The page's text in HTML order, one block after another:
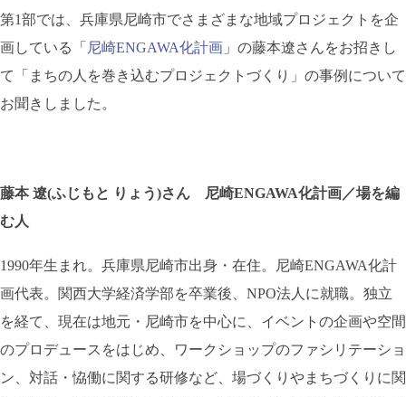
第1部では、兵庫県尼崎市でさまざまな地域プロジェクトを企
画している「 尼崎ENGAWA化計画 」の藤本遼さんをお招きし
て「まちの人を巻き込むプロジェクトづくり」の事例について
お聞きしました。
藤本 遼(ふじもと りょう)さん 尼崎ENGAWA化計画／場を編
む人
1990年生まれ。兵庫県尼崎市出身・在住。尼崎ENGAWA化計
画代表。関西大学経済学部を卒業後、NPO法人に就職。独立
を経て、現在は地元・尼崎市を中心に、イベントの企画や空間
のプロデュースをはじめ、ワークショップのファシリテーショ
ン、対話・恊働に関する研修など、場づくりやまちづくりに関